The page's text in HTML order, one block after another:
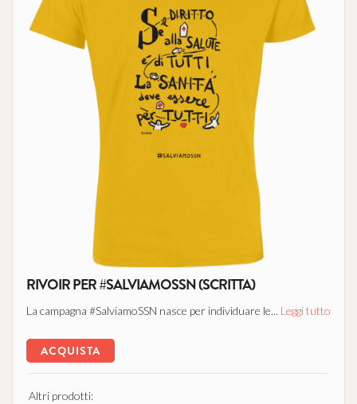
RIVOIR PER #SALVIAMOSSN (SCRITTA)
La campagna #SalviamoSSN nasce per individuare le... Leggi tutto
ACQUISTA
Altri prodotti: